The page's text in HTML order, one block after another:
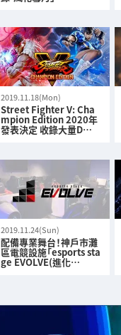
2019.11.18(Mon)
Street Fighter V: Cha
mpion Edition 2020年
發表決定 收錄大量D…
2019.11.24(Sun)
配備專業舞台！神戶市灘
區電競設施「esports sta
ge EVOLVE(進化…